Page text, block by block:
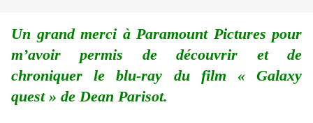
Un grand merci à Paramount Pictures pour
m’avoir permis de découvrir et de
chroniquer le blu-ray du film « Galaxy
quest » de Dean Parisot.